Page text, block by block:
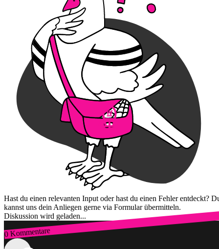
Hast du einen relevanten Input oder hast du einen Fehler entdeckt?
kannst uns dein Anliegen gerne via Formular übermitteln.
Diskussion wird geladen...
0 Kommentare
Zum Login